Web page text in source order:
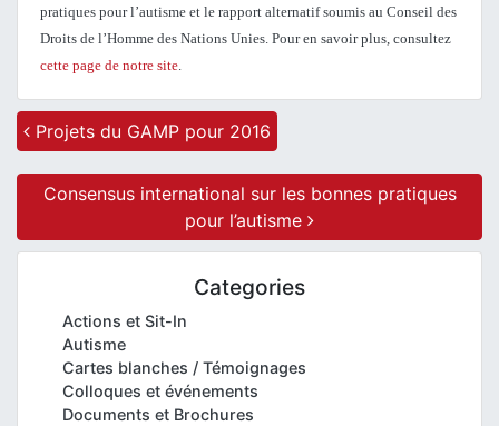
pratiques pour l’autisme et le rapport alternatif soumis au Conseil des
Droits de l’Homme des Nations Unies. Pour en savoir plus, consultez
cette page de notre site
Post navigation
Projets du GAMP pour 2016
Consensus international sur les bonnes pratiques
pour l’autisme
Categories
Actions et Sit-In
Autisme
Cartes blanches / Témoignages
Colloques et événements
Documents et Brochures